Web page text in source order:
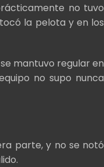
no tuvo
la pelota y en los
mantuvo regular en
no supo nunca
parte, y no se notó